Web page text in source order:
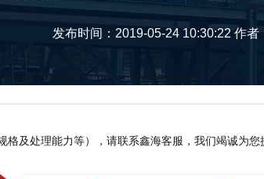
发布时间：2019-05-24 10:30:22 作者
及处理能力等），请联系鑫海客服，我们竭诚为